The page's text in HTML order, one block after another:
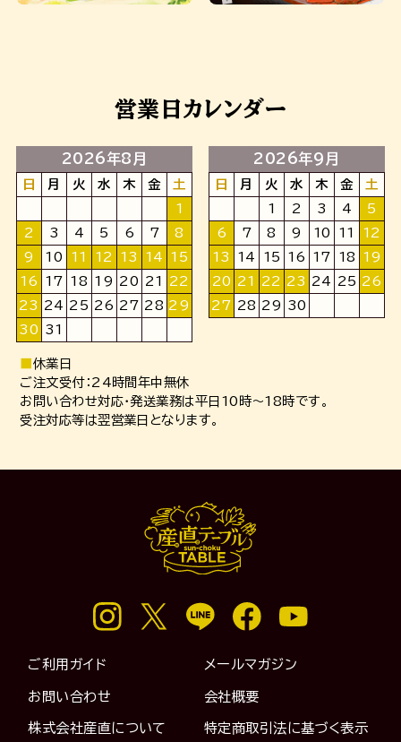
営業日カレンダー
2026年8月
日 月 火 水 木 金
土
1
2
3 4 5 6 7
8
9
10 11 12 13 14
15
16
17 18 19 20 21
22
23 24 25 26 27 28 29
30 31
2026年9月
日 月 火 水 木 金
土
1
2 3 4
5
6
7 8 9 10 11
12
13
14 15 16 17 18
19
20 21 22 23 24 25 26
27 28 29 30
休業日
ご注文受付：24時間年中無休
お問い合わせ対応・発送業務は平日10時～18時です。
受注対応等は翌営業日となります。
ご利用ガイド メールマガジン
お問い合わせ 会社概要
株式会社産直について 特定商取引法に基づく表示